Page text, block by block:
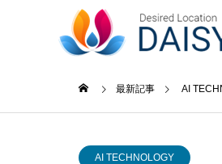
最新記事 AI
AI TECHNOLOGY